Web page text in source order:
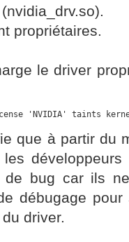
propriétaires.
le driver
'NVIDIA' taints
que à partir du
de bug car ils
débugage
driver.